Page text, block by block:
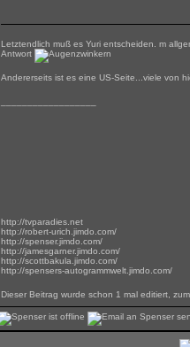
Letztendlich muß es Yuri entscheiden. m
Antwort
Andererseits ist es eine US-Seite...viele von
http://tvparadies.net
http://robert-urich.jimdo.com/
http://spenser.jimdo.com/
http://jamesgarner.jimdo.com/
http://scottbakula.jimdo.com/
http://spensers-autogrammwelt.jimdo.com/
Dieser Beitrag wurde schon 1 mal editiert,